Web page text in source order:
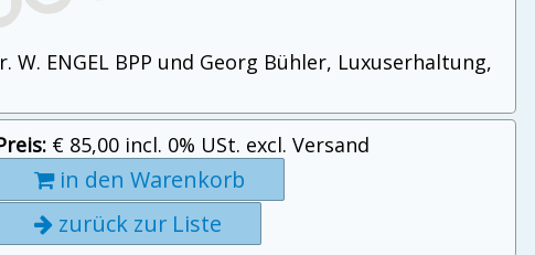
ENGEL BPP und Georg Bühler, Luxuserhaltung,
€ 85,00 incl. 0% USt. excl. Versand
in den Warenkorb
zurück zur Liste